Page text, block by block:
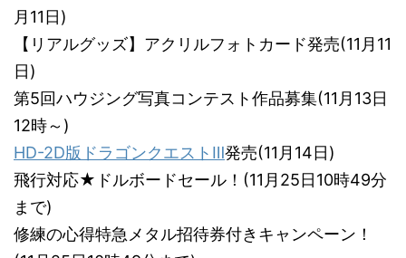
月11日)
【リアルグッズ】アクリルフォトカード発売(11月11
日)
第5回ハウジング写真コンテスト作品募集(11月13日
12時～)
HD-2D版ドラゴンクエストⅢ発売(11月14日)
飛行対応★ドルボードセール！(11月25日10時49分
まで)
修練の心得特急メタル招待券付きキャンペーン！